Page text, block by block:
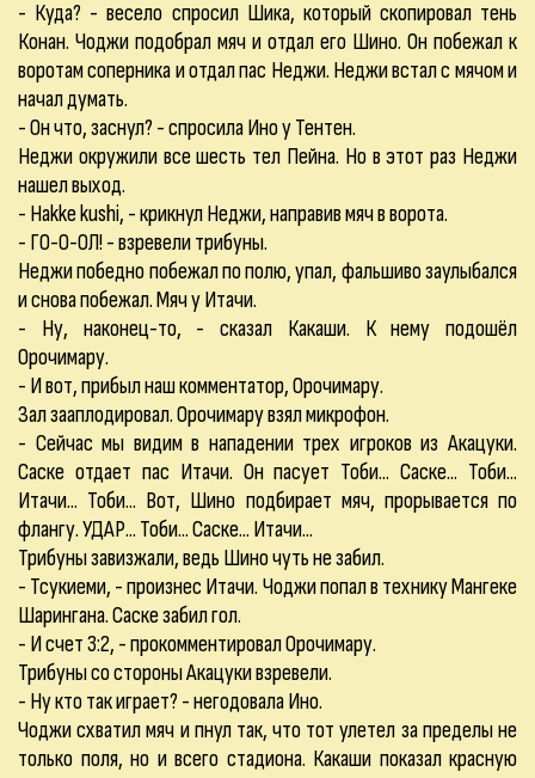
- Куда? - весело спросил Шика, который скопировал тень
Конан. Чоджи подобрал мяч и отдал его Шино. Он побежал к
воротам соперника и отдал пас Неджи. Неджи встал с мячом и
начал думать.
- Он что, заснул? - спросила Ино у Тентен.
Неджи окружили все шесть тел Пейна. Но в этот раз Неджи
нашел выход.
- Hakke kushi, - крикнул Неджи, направив мяч в ворота.
- ГО-О-ОЛ! - взревели трибуны.
Неджи победно побежал по полю, упал, фальшиво заулыбался
и снова побежал. Мяч у Итачи.
- Ну, наконец-то, - сказал Какаши. К нему подошёл
Орочимару.
- И вот, прибыл наш комментатор, Орочимару.
Зал зааплодировал. Орочимару взял микрофон.
- Сейчас мы видим в нападении трех игроков из Акацуки.
Саске отдает пас Итачи. Он пасует Тоби... Саске... Тоби...
Итачи... Тоби... Вот, Шино подбирает мяч, прорывается по
флангу. УДАР... Тоби... Саске... Итачи...
Трибуны завизжали, ведь Шино чуть не забил.
- Тсукиеми, - произнес Итачи. Чоджи попал в технику Мангеке
Шарингана. Саске забил гол.
- И счет 3:2, - прокомментировал Орочимару.
Трибуны со стороны Акацуки взревели.
- Ну кто так играет? - негодовала Ино.
Чоджи схватил мяч и пнул так, что тот улетел за пределы не
только поля, но и всего стадиона. Какаши показал красную